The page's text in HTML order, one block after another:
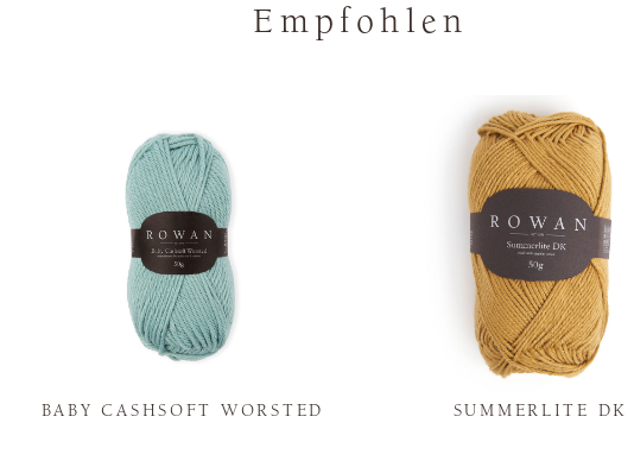
Empfohlen
BABY CASHSOFT WORSTED SUMMERLITE DK